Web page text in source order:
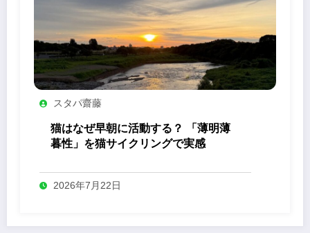
スタパ齋藤
猫はなぜ早朝に活動する？ 「薄明薄
暮性」を猫サイクリングで実感
2026年7月22日